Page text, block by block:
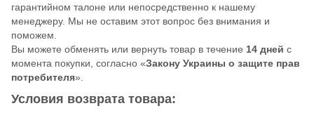
гарантийном талоне или непосредственно к нашему
менеджеру. Мы не оставим этот вопрос без внимания и
поможем.
Вы можете обменять или вернуть товар в течение 14 дней с
момента покупки, согласно «Закону Украины о защите прав
потребителя».
Условия возврата товара: